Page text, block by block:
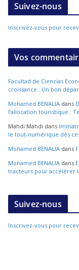
Suivez-nous
Inscrivez-vous pour
Vos
Facultad de Ciencias
croissance : Un bon
Mohamed BENALIA dans
l’allocation touristique :
Mahdi Mahdi dans
le tout-numérique dès
Mohamed BENALIA dans
Mohamed BENALIA dans
tracteurs pour accélérer
Suivez-nous
Inscrivez-vous pour